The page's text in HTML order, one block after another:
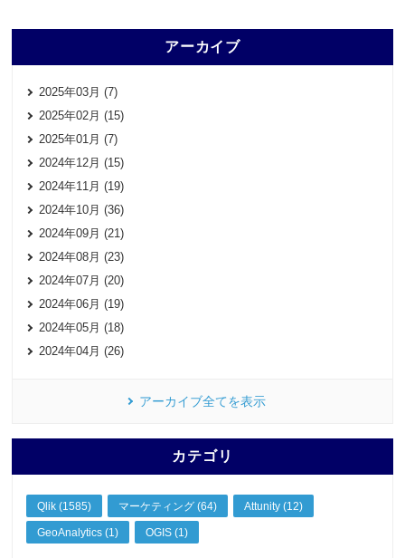
アーカイブ
2025年03月 (7)
2025年02月 (15)
2025年01月 (7)
2024年12月 (15)
2024年11月 (19)
2024年10月 (36)
2024年09月 (21)
2024年08月 (23)
2024年07月 (20)
2024年06月 (19)
2024年05月 (18)
2024年04月 (26)
アーカイブ全てを表示
カテゴリ
Qlik (1585) マーケティング (64) Attunity (12)
GeoAnalytics (1) OGIS (1)